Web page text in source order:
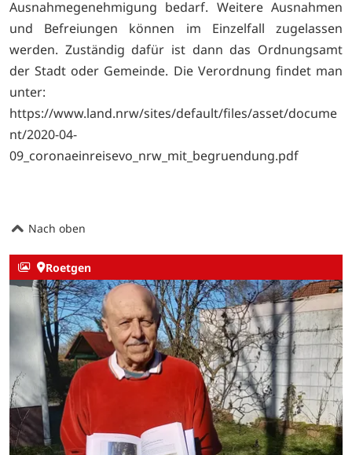
Ausnahmegenehmigung bedarf. Weitere Ausnahmen
und Befreiungen können im Einzelfall zugelassen
werden. Zuständig dafür ist dann das Ordnungsamt
der Stadt oder Gemeinde. Die Verordnung findet man
unter:
https://www.land.nrw/sites/default/files/asset/docume
nt/2020-04-
09_coronaeinreisevo_nrw_mit_begruendung.pdf
Nach oben
Roetgen